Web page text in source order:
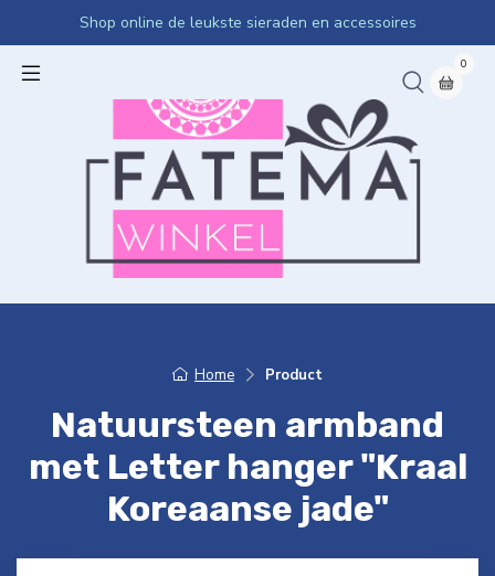
Shop online de leukste sieraden en accessoires
0
Home Product
Natuursteen armband
met Letter hanger "Kraal
Koreaanse jade"